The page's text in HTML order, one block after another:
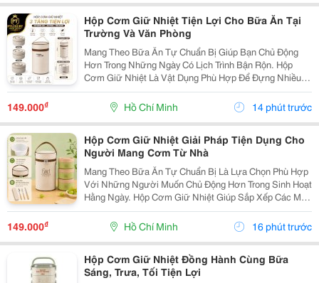
Hộp Cơm Giữ Nhiệt Tiện Lợi Cho Bữa Ăn Tại
Trường Và Văn Phòng
Mang Theo Bữa Ăn Tự Chuẩn Bị Giúp Bạn Chủ Động
Hơn Trong Những Ngày Có Lịch Trình Bận Rộn. Hộp
Cơm Giữ Nhiệt Là Vật Dụng Phù Hợp Để Đựng Nhiều
Món Ăn, Dễ Dàng Mang Theo Khi Đi Học, Đi Làm Hoặc
Tham Gia Các Hoạt Động Bên Ngoài. Lựa Chọn Hộp Có
Nhiều...
149.000₫ Hồ Chí Minh 14 phút trước
Hộp Cơm Giữ Nhiệt Giải Pháp Tiện Dụng Cho
Người Mang Cơm Từ Nhà
Mang Theo Bữa Ăn Tự Chuẩn Bị Là Lựa Chọn Phù Hợp
Với Những Người Muốn Chủ Động Hơn Trong Sinh Hoạt
Hằng Ngày. Hộp Cơm Giữ Nhiệt Giúp Sắp Xếp Các Món
Ăn Gọn Gàng, Thuận Tiện Mang Đến Trường, Văn
Phòng Hoặc Sử Dụng Trong Những Chuyến Đi. Chọn
Hộp Cơm...
149.000₫ Hồ Chí Minh 16 phút trước
Hộp Cơm Giữ Nhiệt Đồng Hành Cùng Bữa
Sáng, Trưa, Tối Tiện Lợi